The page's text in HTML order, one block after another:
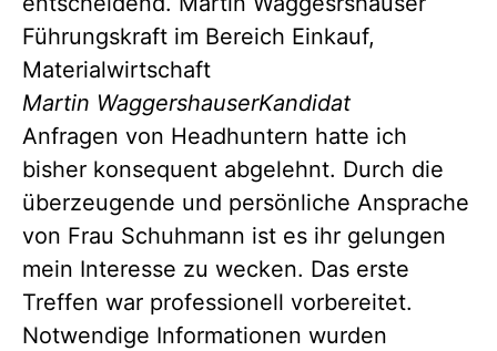
Führungskraft im Bereich Einkauf,
Materialwirtschaft
Martin WaggershauserKandidat
Anfragen von Headhuntern hatte ich
bisher konsequent abgelehnt. Durch die
überzeugende und persönliche Ansprache
von Frau Schuhmann ist es ihr gelungen
mein Interesse zu wecken. Das erste
Treffen war professionell vorbereitet.
Notwendige Informationen wurden